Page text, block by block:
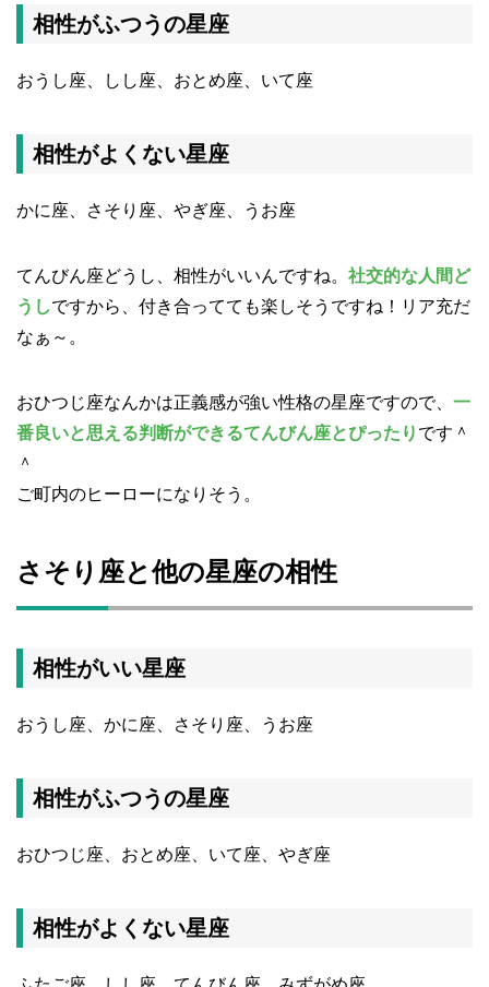
相性がふつうの星座
おうし座、しし座、おとめ座、いて座
相性がよくない星座
かに座、さそり座、やぎ座、うお座
てんびん座どうし、相性がいいんですね。 社交的な人間ど
うしですから、付き合ってても楽しそうですね！リア充だ
なぁ～。
おひつじ座なんかは正義感が強い性格の星座ですので、 一
番良いと思える判断ができるてんびん座とぴったり です＾
＾
ご町内のヒーローになりそう。
さそり座と他の星座の相性
相性がいい星座
おうし座、かに座、さそり座、うお座
相性がふつうの星座
おひつじ座、おとめ座、いて座、やぎ座
相性がよくない星座